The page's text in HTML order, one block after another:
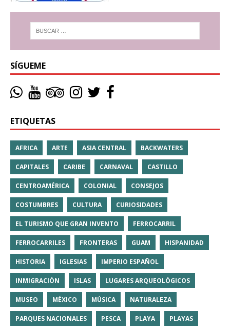
SÍGUEME
ETIQUETAS
AFRICA ARTE ASIA CENTRAL BACKWATERS
CAPITALES CARIBE CARNAVAL CASTILLO
CENTROAMÉRICA COLONIAL CONSEJOS
COSTUMBRES CULTURA CURIOSIDADES
EL TURISMO QUE GRAN INVENTO FERROCARRIL
FERROCARRILES FRONTERAS GUAM HISPANIDAD
HISTORIA IGLESIAS IMPERIO ESPAÑOL
INMIGRACIÓN ISLAS LUGARES ARQUEOLÓGICOS
MUSEO MÉXICO MÚSICA NATURALEZA
PARQUES NACIONALES PESCA PLAYA PLAYAS